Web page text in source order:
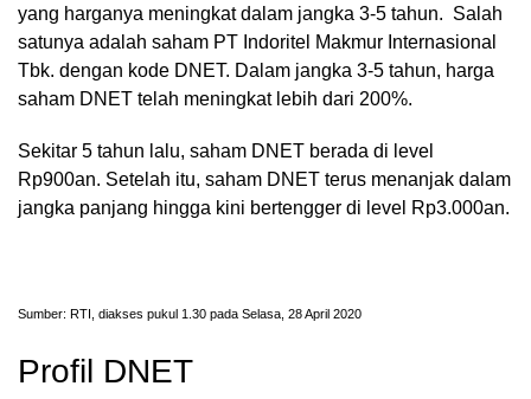
yang harganya meningkat dalam jangka 3-5 tahun. Salah
satunya adalah saham PT Indoritel Makmur Internasional
Tbk. dengan kode DNET. Dalam jangka 3-5 tahun, harga
saham DNET telah meningkat lebih dari 200%.
Sekitar 5 tahun lalu, saham DNET berada di level
Rp900an. Setelah itu, saham DNET terus menanjak dalam
jangka panjang hingga kini bertengger di level Rp3.000an.
Sumber: RTI, diakses pukul 1.30 pada Selasa, 28 April 2020
Profil DNET